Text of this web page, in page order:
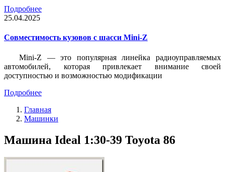
Подробнее
25.04.2025
Совместимость кузовов с шасси Mini-Z
Mini-Z — это популярная линейка радиоуправляемых
автомобилей, которая привлекает внимание своей
доступностью и возможностью модификации
Подробнее
Главная
Машинки
Машина Ideal 1:30-39 Toyota 86